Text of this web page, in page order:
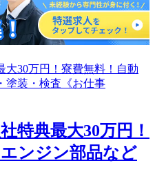
特典最大30万円！
ンジン部品など